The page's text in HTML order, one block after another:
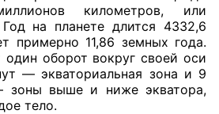
километров, или
на планете длится 4332,6
примерно 11,86 земных года.
оборот вокруг своей оси
— экваториальная зона и 9
зоны выше и ниже экватора,
тело.